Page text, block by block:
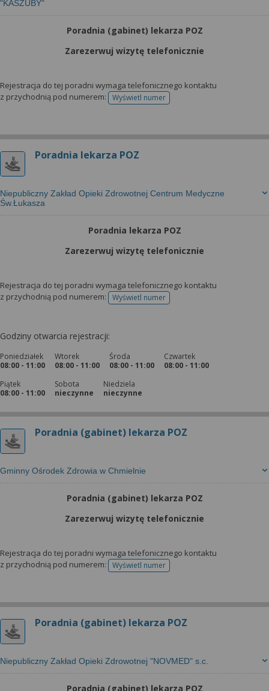
"KASZUBY"
Poradnia (gabinet) lekarza POZ
Zarezerwuj wizytę telefonicznie
Rejestracja do tej poradni wymaga telefonicznego kontaktu
z przychodnią pod numerem:
Wyświetl numertelefonu do rejestracji
Poradnia lekarza POZ
Niepubliczny Zakład Opieki Zdrowotnej Centrum Medyczne
Św.Łukasza
Poradnia lekarza POZ
Zarezerwuj wizytę telefonicznie
Rejestracja do tej poradni wymaga telefonicznego kontaktu
z przychodnią pod numerem:
Wyświetl numertelefonu do rejestracji
Godziny otwarcia rejestracji:
Poniedziałek
08:00 - 11:00
Wtorek
08:00 - 11:00
Środa
08:00 - 11:00
Czwartek
08:00 - 11:00
Piątek
08:00 - 11:00
Sobota
nieczynne
Niedziela
nieczynne
Poradnia (gabinet) lekarza POZ
Gminny Ośrodek Zdrowia w Chmielnie
Poradnia (gabinet) lekarza POZ
Zarezerwuj wizytę telefonicznie
Rejestracja do tej poradni wymaga telefonicznego kontaktu
z przychodnią pod numerem:
Wyświetl numertelefonu do rejestracji
Poradnia (gabinet) lekarza POZ
Niepubliczny Zakład Opieki Zdrowotnej "NOVMED" s.c.
Poradnia (gabinet) lekarza POZ